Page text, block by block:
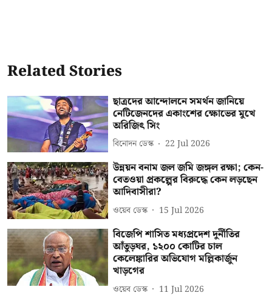
Related Stories
ছাত্রদের আন্দোলনে সমর্থন জানিয়ে
নেটিজেনদের একাংশের ক্ষোভের মুখে
অরিজিৎ সিং
বিনোদন ডেস্ক 22 Jul 2026
উন্নয়ন বনাম জল জমি জঙ্গল রক্ষা; কেন-
বেতওয়া প্রকল্পের বিরুদ্ধে কেন লড়ছেন
আদিবাসীরা?
ওয়েব ডেস্ক 15 Jul 2026
বিজেপি শাসিত মধ্যপ্রদেশ দুর্নীতির
আঁতুড়ঘর, ১২০০ কোটির চাল
কেলেঙ্কারির অভিযোগ মল্লিকার্জুন
খাড়গের
ওয়েব ডেস্ক 11 Jul 2026